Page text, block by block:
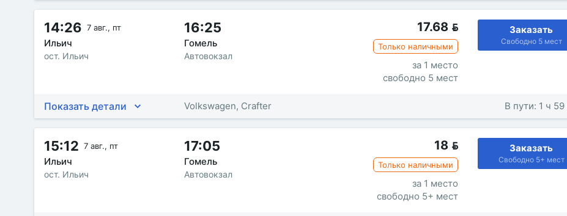
14:26 7 авг., пт
Ильич
ост. Ильич
16:25
Гомель
Автовокзал
17.68 
Только наличными
за 1 место
свободно 5 мест
Заказать
Свободно 5 мест
Показать детали Volkswagen, Crafter В пути: 1 ч
15:12 7 авг., пт
Ильич
ост. Ильич
17:05
Гомель
Автовокзал
18 
Только наличными
за 1 место
свободно 5+ мест
Заказать
Свободно 5+ мест